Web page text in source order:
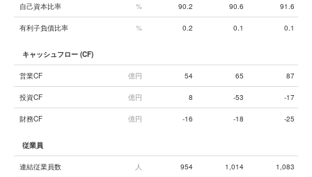
自己資本比率 % 90.2 90.6 91.6
有利子負債比率 % 0.2 0.1 0.1
キャッシュフロー (CF)
営業CF 億円 54 65 87
投資CF 億円 8 -53 -17
財務CF 億円 -16 -18 -25
従業員
連結従業員数 人 954 1,014 1,083